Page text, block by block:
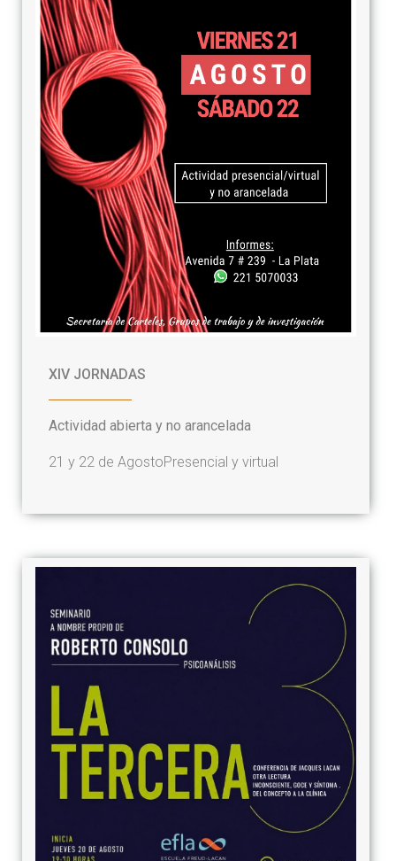
XIV JORNADAS
Actividad abierta y no arancelada
21 y 22 de AgostoPresencial y virtual